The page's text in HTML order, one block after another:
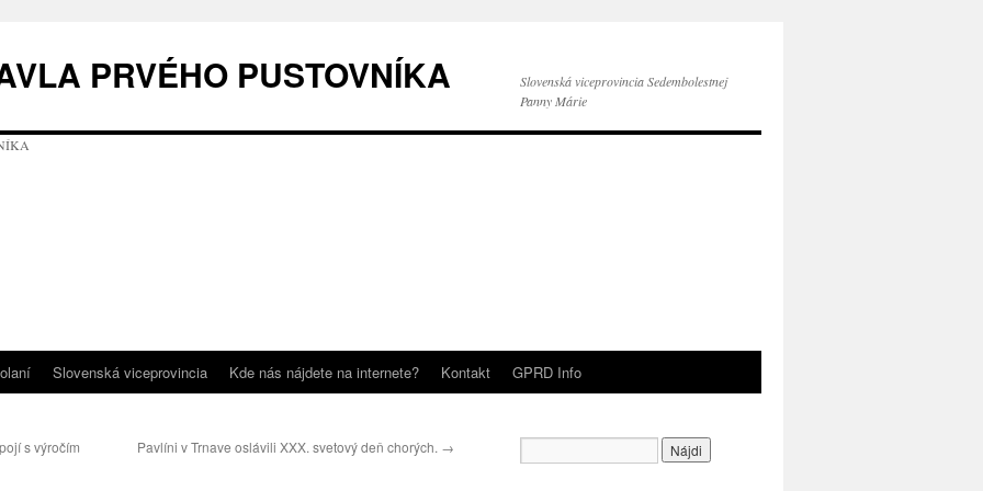
PRVÉHO PUSTOVNÍKA
Slovenská viceprovincia Sedembolestnej
Panny Márie
Slovenská viceprovincia Kde nás nájdete na internete? Kontakt GPRD Info
s výročím
Pavlíni v Trnave oslávili XXX. svetový deň chorých. →